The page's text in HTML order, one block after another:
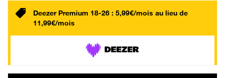
Deezer Premium 18-26 : 5,99€/mois au lieu de
11,99€/mois